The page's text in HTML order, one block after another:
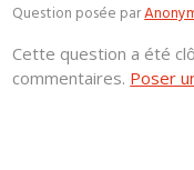
Question posée par
Cette question a été
commentaires. Poser